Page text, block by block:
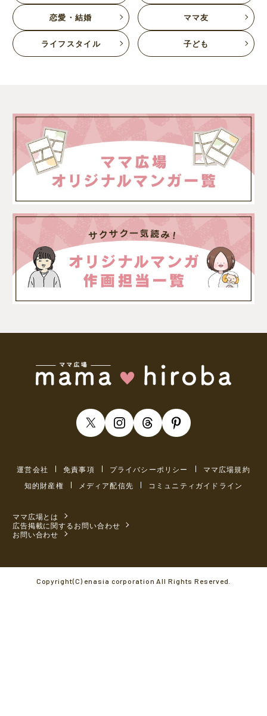
恋愛・結婚 ママ友
ライフスタイル 子ども
運営会社 免責事項 プライバシーポリシー
ママ広場規約
知的財産権
メディア配信先 コミュニティガイドライン
ママ広場とは
広告掲載に関するお問い合わせ
お問い合わせ
Copyright(C) enasia corporation All Rights Reserved.